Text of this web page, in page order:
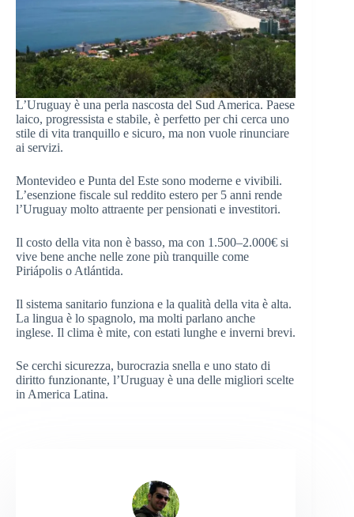
L’Uruguay è una perla nascosta del Sud America. Paese
laico, progressista e stabile, è perfetto per chi cerca uno
stile di vita tranquillo e sicuro, ma non vuole rinunciare
ai servizi.
Montevideo e Punta del Este sono moderne e vivibili.
L’esenzione fiscale sul reddito estero per 5 anni rende
l’Uruguay molto attraente per pensionati e investitori.
Il costo della vita non è basso, ma con 1.500–2.000€ si
vive bene anche nelle zone più tranquille come
Piriápolis o Atlántida.
Il sistema sanitario funziona e la qualità della vita è alta.
La lingua è lo spagnolo, ma molti parlano anche
inglese. Il clima è mite, con estati lunghe e inverni brevi.
Se cerchi sicurezza, burocrazia snella e uno stato di
diritto funzionante, l’Uruguay è una delle migliori scelte
in America Latina.